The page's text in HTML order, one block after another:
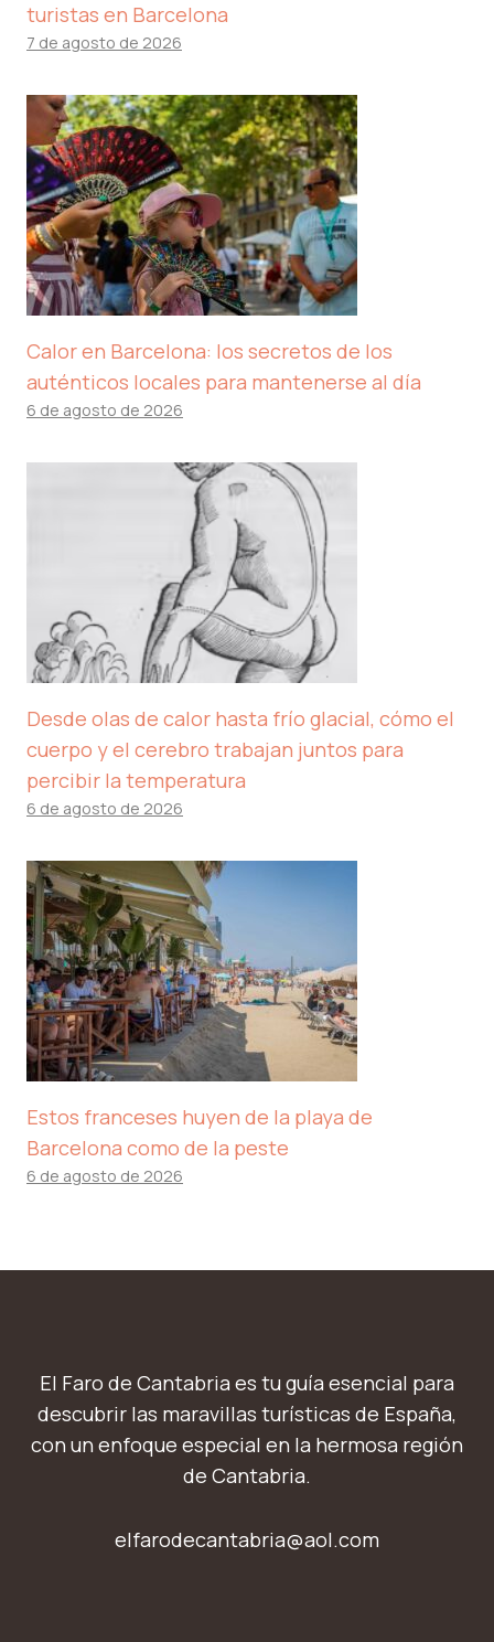
turistas en Barcelona
7 de agosto de 2026
Calor en Barcelona: los secretos de los
auténticos locales para mantenerse al día
6 de agosto de 2026
Desde olas de calor hasta frío glacial, cómo el
cuerpo y el cerebro trabajan juntos para
percibir la temperatura
6 de agosto de 2026
Estos franceses huyen de la playa de
Barcelona como de la peste
6 de agosto de 2026
El Faro de Cantabria es tu guía esencial para
descubrir las maravillas turísticas de España,
con un enfoque especial en la hermosa región
de Cantabria.
elfarodecantabria@aol.com